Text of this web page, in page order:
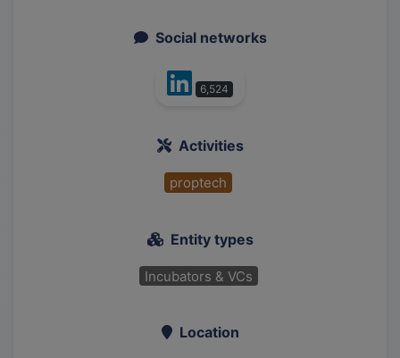
Social networks
6,524
Activities
proptech
Entity types
Incubators & VCs
Location